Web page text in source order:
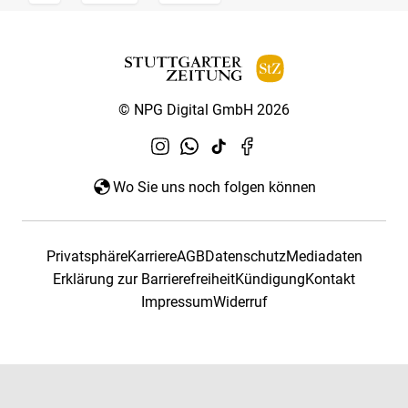
© NPG Digital GmbH 2026
Wo Sie uns noch folgen können
PrivatsphäreKarriereAGBDatenschutzMediadaten
Erklärung zur BarrierefreiheitKündigungKontakt
ImpressumWiderruf